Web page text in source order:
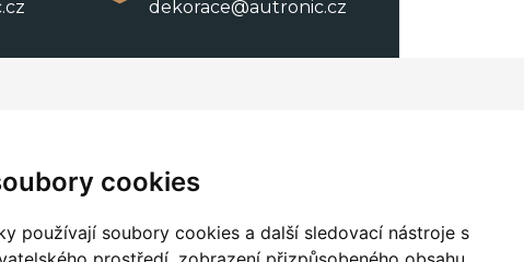
cookies
používají soubory cookies a další sledovací nástroje s
dekorace@autronic.cz
O nás